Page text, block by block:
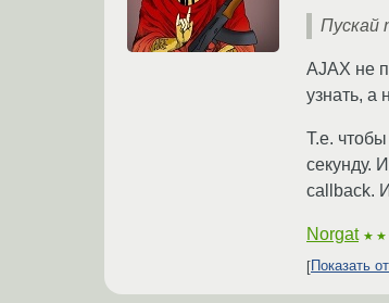
Пускай
AJAX не
узнать, а
Т.е.
секунду.
callback.
Norgat
Показать